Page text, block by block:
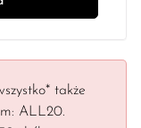
także
ALL20.